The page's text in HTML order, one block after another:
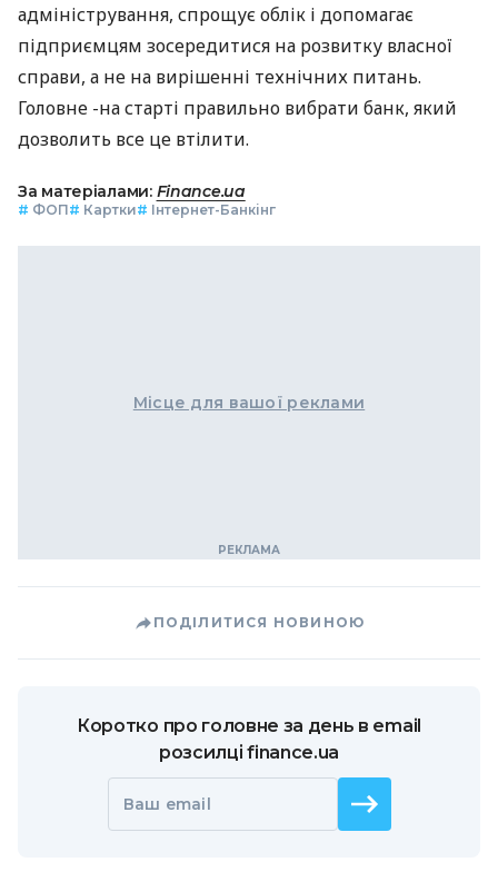
адміністрування, спрощує облік і допомагає
підприємцям зосередитися на розвитку власної
справи, а не на вирішенні технічних питань.
Головне -на старті правильно вибрати банк, який
дозволить все це втілити.
За матеріалами: Finance.ua
# ФОП# Картки# Інтернет-Банкінг
Місце для вашої реклами
ПОДІЛИТИСЯ НОВИНОЮ
Коротко про головне за день в email
розсилці finance.ua
Ваш email